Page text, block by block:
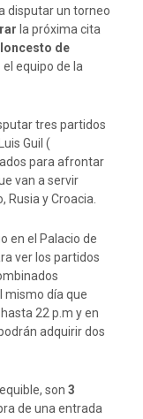
disputar un torneo
la próxima cita
de
equipo de la
tres partidos
Guil (
para afrontar
van a servir
y Croacia.
en el Palacio de
ver los partidos
mismo día que
22 p.m y en
adquirir dos
son 3
de una entrada